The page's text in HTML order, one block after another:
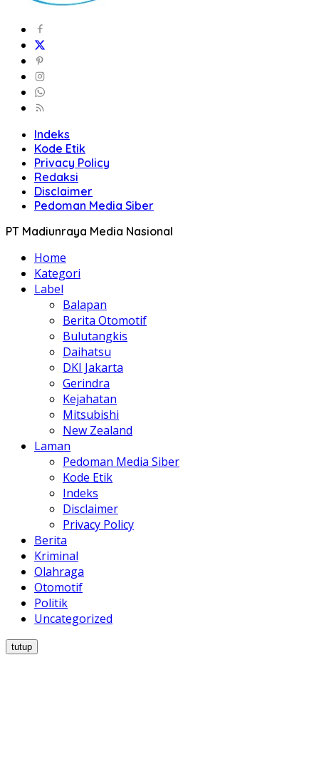
Indeks
Kode Etik
Privacy Policy
Redaksi
Disclaimer
Pedoman Media Siber
PT Madiunraya Media Nasional
Home
Kategori
Label
Balapan
Berita Otomotif
Bulutangkis
Daihatsu
DKI Jakarta
Gerindra
Kejahatan
Mitsubishi
New Zealand
Laman
Pedoman Media Siber
Kode Etik
Indeks
Disclaimer
Privacy Policy
Berita
Kriminal
Olahraga
Otomotif
Politik
Uncategorized
tutup